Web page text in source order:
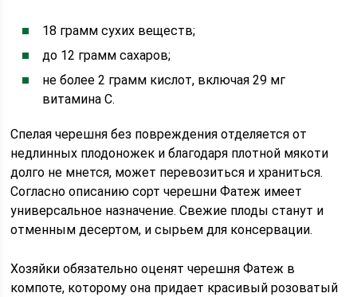
18 грамм сухих веществ;
до 12 грамм сахаров;
не более 2 грамм кислот, включая 29 мг
витамина C.
Спелая черешня без повреждения отделяется от
недлинных плодоножек и благодаря плотной мякоти
долго не мнется, может перевозиться и храниться.
Согласно описанию сорт черешни Фатеж имеет
универсальное назначение. Свежие плоды станут и
отменным десертом, и сырьем для консервации.
Хозяйки обязательно оценят черешня Фатеж в
компоте, которому она придает красивый розоватый